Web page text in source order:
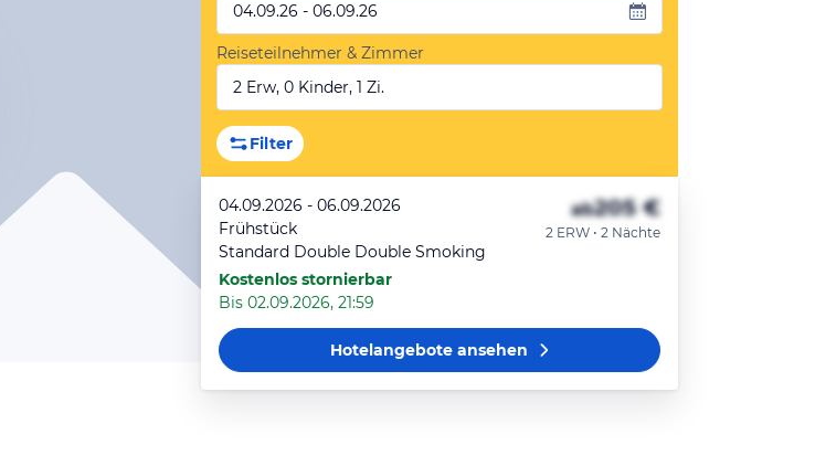
04.09.26 - 06.09.26
Reiseteilnehmer & Zimmer
2 Erw, 0 Kinder, 1 Zi.
Filter
04.09.2026 - 06.09.2026
Frühstück
Standard Double Double Smoking
Kostenlos stornierbar
Bis 02.09.2026, 21:59
ab205 €
2 ERW • 2 Nächte
Hotelangeboteansehen